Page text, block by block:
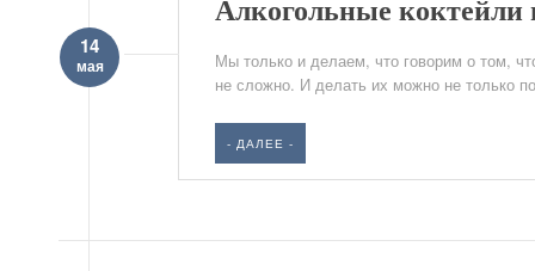
Алкогольные коктейли
14
мая
Мы только и делаем, что говорим о том,
не сложно. И делать их можно не только
- ДАЛЕЕ -